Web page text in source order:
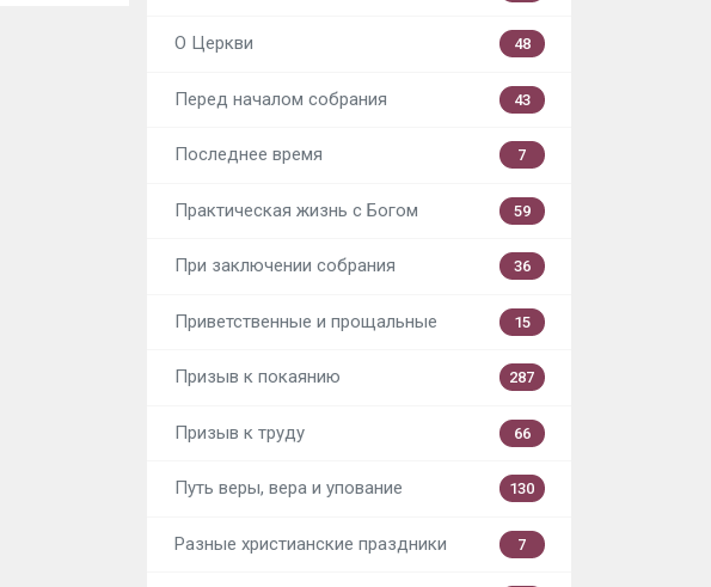
О Церкви 48
Перед началом собрания 43
Последнее время 7
Практическая жизнь с Богом 59
При заключении собрания 36
Приветственные и прощальные 15
Призыв к покаянию 287
Призыв к труду 66
Путь веры, вера и упование 130
Разные христианские праздники 7